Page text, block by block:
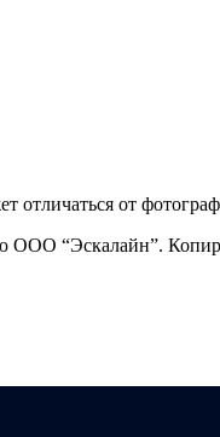
отличаться от
ООО “Эскалайн”.